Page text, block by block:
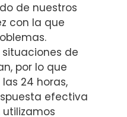
de nuestros
con la que
de
por lo que
24 horas,
efectiva